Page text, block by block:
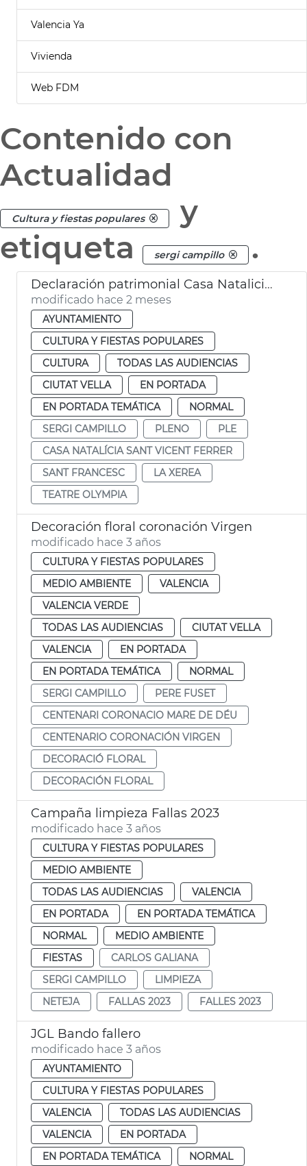
Valencia Ya
Vivienda
Web FDM
Contenido con
Actualidad
Cultura y fiestas populares
y
etiqueta
sergi campillo .
Declaración patrimonial Casa Natalicia San Vicente Ferrer y Teatro Olympia València
modificado hace 2 meses
AYUNTAMIENTO
CULTURA Y FIESTAS POPULARES
CULTURA
TODAS LAS AUDIENCIAS
CIUTAT VELLA
EN PORTADA
EN PORTADA TEMÁTICA
NORMAL
SERGI CAMPILLO
PLENO
PLE
CASA NATALÍCIA SANT VICENT FERRER
SANT FRANCESC
LA XEREA
TEATRE OLYMPIA
Decoración floral coronación Virgen
modificado hace 3 años
CULTURA Y FIESTAS POPULARES
MEDIO AMBIENTE
VALENCIA
VALENCIA VERDE
TODAS LAS AUDIENCIAS
CIUTAT VELLA
VALENCIA
EN PORTADA
EN PORTADA TEMÁTICA
NORMAL
SERGI CAMPILLO
PERE FUSET
CENTENARI CORONACIO MARE DE DÉU
CENTENARIO CORONACIÓN VIRGEN
DECORACIÓ FLORAL
DECORACIÓN FLORAL
Campaña limpieza Fallas 2023
modificado hace 3 años
CULTURA Y FIESTAS POPULARES
MEDIO AMBIENTE
TODAS LAS AUDIENCIAS
VALENCIA
EN PORTADA
EN PORTADA TEMÁTICA
NORMAL
MEDIO AMBIENTE
FIESTAS
CARLOS GALIANA
SERGI CAMPILLO
LIMPIEZA
NETEJA
FALLAS 2023 FALLES 2023
JGL Bando fallero
modificado hace 3 años
AYUNTAMIENTO
CULTURA Y FIESTAS POPULARES
VALENCIA
TODAS LAS AUDIENCIAS
VALENCIA
EN PORTADA
EN PORTADA TEMÁTICA
NORMAL